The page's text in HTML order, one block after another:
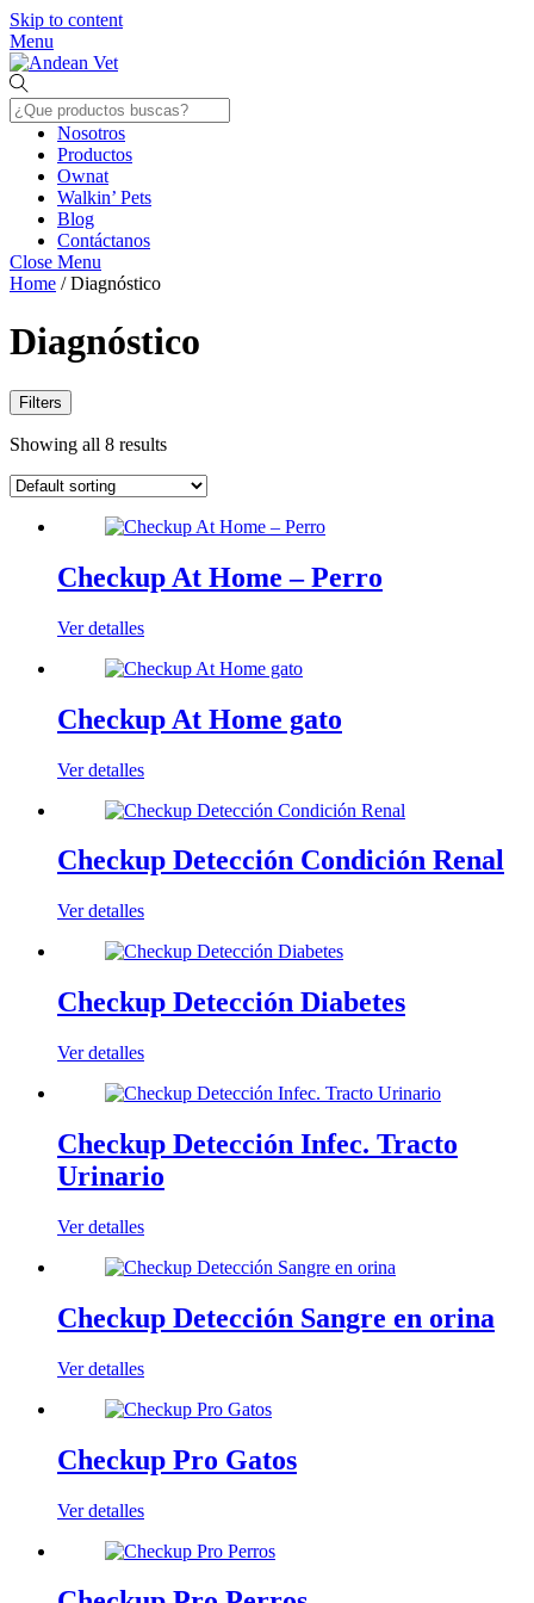
Skip to content
Menu
Nosotros
Productos
Ownat
Walkin’ Pets
Blog
Contáctanos
Close Menu
Home / Diagnóstico
Diagnóstico
Filters
Showing all 8 results
Checkup At Home – Perro
Ver detalles
Checkup At Home gato
Ver detalles
Checkup Detección Condición Renal
Ver detalles
Checkup Detección Diabetes
Ver detalles
Checkup Detección Infec. Tracto
Urinario
Ver detalles
Checkup Detección Sangre en orina
Ver detalles
Checkup Pro Gatos
Ver detalles